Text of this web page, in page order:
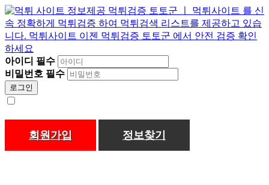
아이디 필수
비밀번호 필수
로그인
회원가입 정보찾기